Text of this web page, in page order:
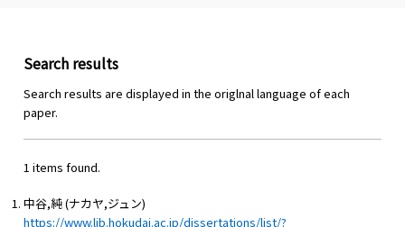
Search results
Search results are displayed in the origlnal language of each
paper.
1 items found.
中谷,純 (ナカヤ,ジュン)
https://www.lib.hokudai.ac.jp/dissertations/list/?